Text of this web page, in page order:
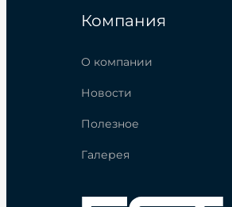
Компания
О компании
Новости
Полезное
Галерея